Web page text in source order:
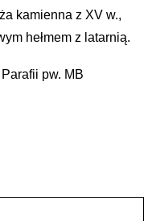
kamienna z XV w.,
hełmem z latarnią.
pw. MB